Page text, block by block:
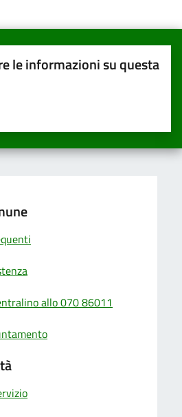
le informazioni su questa
stelle su 5
su 5
5
allo 070 86011